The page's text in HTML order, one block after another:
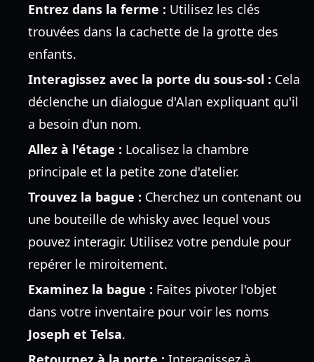
Entrez dans la ferme : Utilisez les clés
trouvées dans la cachette de la grotte des
enfants.
Interagissez avec la porte du sous-sol : Cela
déclenche un dialogue d'Alan expliquant qu'il
a besoin d'un nom.
Allez à l'étage : Localisez la chambre
principale et la petite zone d'atelier.
Trouvez la bague : Cherchez un contenant ou
une bouteille de whisky avec lequel vous
pouvez interagir. Utilisez votre pendule pour
repérer le miroitement.
Examinez la bague : Faites pivoter l'objet
dans votre inventaire pour voir les noms
Joseph et Telsa.